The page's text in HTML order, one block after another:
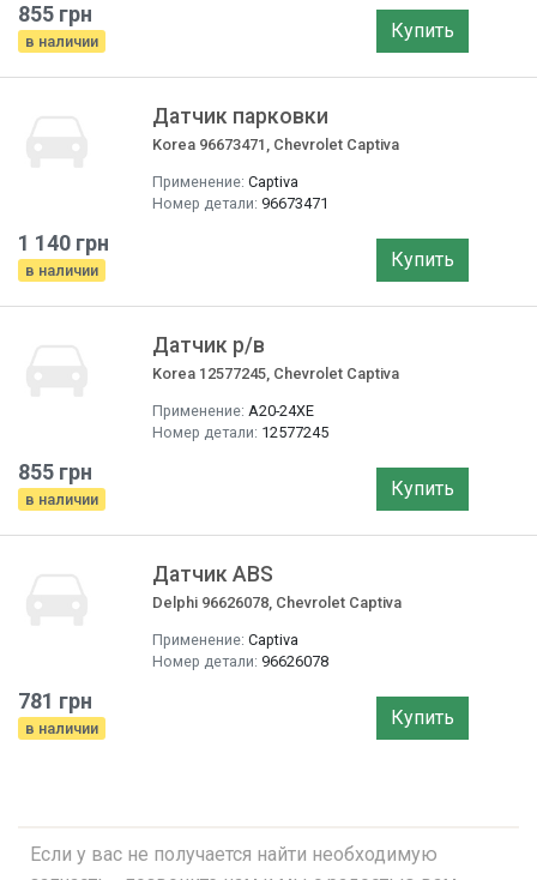
855 грн
в наличии Купить
Датчик парковки
Korea 96673471, Chevrolet Captiva
Применение: Captiva
Номер детали: 96673471
1 140 грн
в наличии Купить
Датчик р/в
Korea 12577245, Chevrolet Captiva
Применение: A20-24XE
Номер детали: 12577245
855 грн
в наличии Купить
Датчик ABS
Delphi 96626078, Chevrolet Captiva
Применение: Captiva
Номер детали: 96626078
781 грн
в наличии Купить
Если у вас не получается найти необходимую